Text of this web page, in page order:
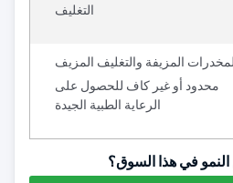
التغليف
المزيفة والتغليف المزيف
محدود أو غير كاف للحصول على
الرعاية الطبية الجيدة
في هذا السوق؟